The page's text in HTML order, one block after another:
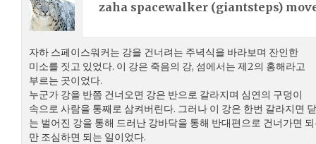
zaha spacewalker (giantsteps)
자하 스페이스워커는 강을 건너려는 주녁식을 바라보며 잔인한
미소를 짓고 있었다. 이 강은 죽음의 강, 섬에서는 제2의 홍해라고
부르는 곳이었다.
누군가 강을 반쯤 건너오면 강은 반으로 갈라지며 심연의 구덩이
속으로 사람을 통째로 삼켜버린다. 그러나 이 강은 한번 갈라지면
는 벌어진 강을 통해 드러난 강바닥을 통해 반대편으로 건너가면
만 조심하면 되는 일이었다.